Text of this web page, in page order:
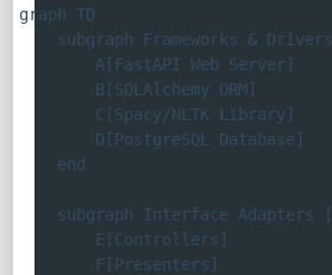
graph TD
subgraph Frameworks & Drivers
        A[FastAPI Web Server]
        B[SQLAlchemy ORM]
        C[Spacy/NLTK Library]
        D[PostgreSQL Database]
    end
subgraph Interface Adapters [
        E[Controllers]
        F[Presenters]